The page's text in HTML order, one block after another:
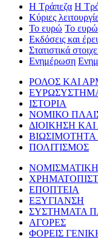
Η Τράπεζα Η
Κύριες
Το ευρώ Το ευρώ
Εκδόσεις και
Στατιστικά
Ενημέρωση
ΡΟΛΟΣ ΚΑΙ
ΙΣΤΟΡΙΑ
ΝΟΜΙΚΟ
ΔΙΟΙΚΗΣΗ
ΠΟΛΙΤΙΣΜΟΣ
ΕΠΟΠΤΕΙΑ
ΕΞΥΓΙΑΝΣΗ
ΣΥΣΤΗΜΑΤΑ
ΑΓΟΡΕΣ
ΦΟΡΕΙΣ